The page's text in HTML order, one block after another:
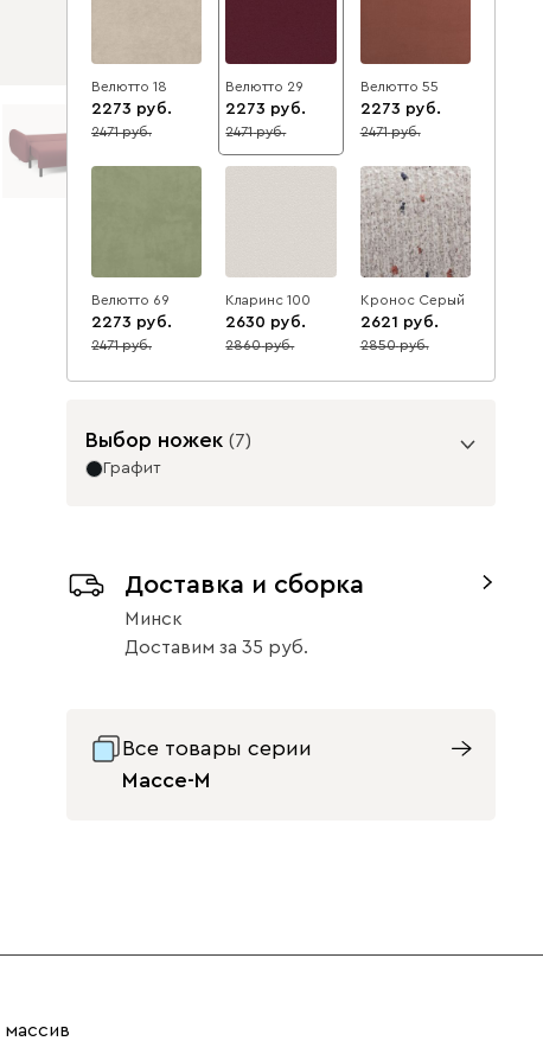
Велютто 18
2273
8
2471
Велютто 29
2273
8
2471
Велютто 55
2273
8
2471
Велютто 69
2273
8
2471
Кларинс 100
2630
8
2860
Кронос Серый
2621
8
2850
Бежевый Графит Жёлтый
Изумруд Олива
Выбор ножек (7)
Графит
Бордовый
(массив)
Велюр
Доставка и сборка
Минск
Доставим за 35
Все товары серии
Массе-М
массив